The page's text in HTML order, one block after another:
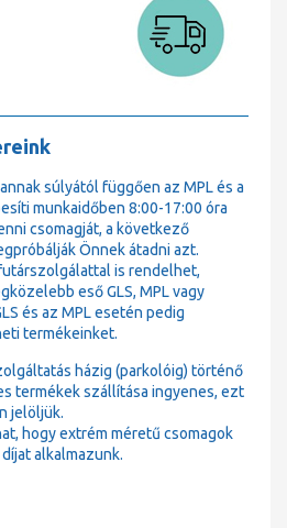
súlyától függően az MPL és a
munkaidőben 8:00-17:00 óra
csomagját, a következő
Önnek átadni azt.
is rendelhet,
eső GLS, MPL vagy
és az MPL esetén pedig
termékeinket.
házig (parkolóig) történő
termékek szállítása ingyenes, ezt
jelöljük.
hogy extrém méretű csomagok
alkalmazunk.